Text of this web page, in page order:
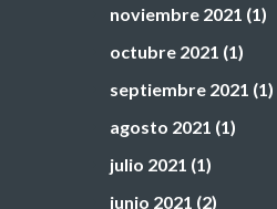
noviembre 2021 (1)
octubre 2021 (1)
septiembre 2021 (1)
agosto 2021 (1)
julio 2021 (1)
junio 2021 (2)